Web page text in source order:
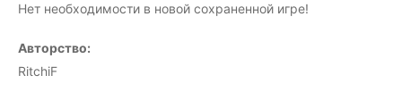
Нет необходимости в новой сохраненной игре!
Авторство:
RitchiF